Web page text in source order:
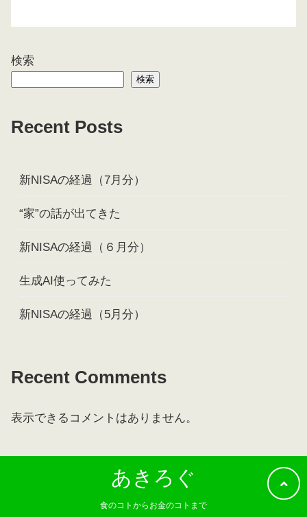
検索
検索
Recent Posts
新NISAの経過（7月分）
“家”の話が出てきた
新NISAの経過（６月分）
生成AI使ってみた
新NISAの経過（5月分）
Recent Comments
表示できるコメントはありません。
あきろぐ
食のコトからお金のコトまで